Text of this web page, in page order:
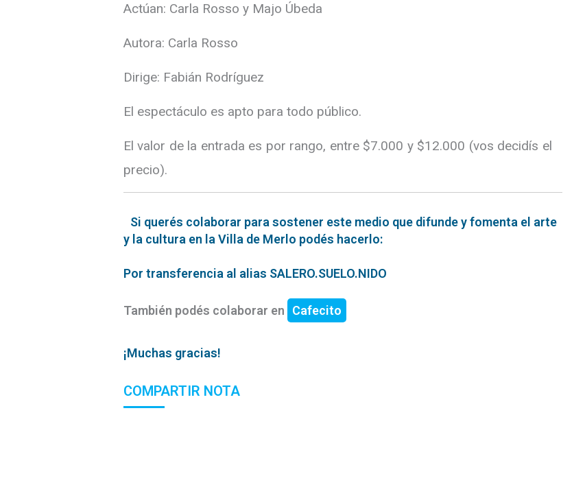
Actúan: Carla Rosso y Majo Úbeda
Autora: Carla Rosso
Dirige: Fabián Rodríguez
El espectáculo es apto para todo público.
El valor de la entrada es por rango, entre $7.000 y $12.000 (vos decidís el
precio).
Si querés colaborar para sostener este medio que difunde y fomenta el arte
y la cultura en la Villa de Merlo podés hacerlo:
Por transferencia al alias SALERO.SUELO.NIDO
También podés colaborar en Cafecito
¡Muchas gracias!
COMPARTIR NOTA